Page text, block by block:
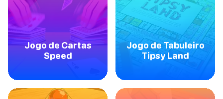
Jogo de Cartas
Speed
Jogo de Tabuleiro
Tipsy Land